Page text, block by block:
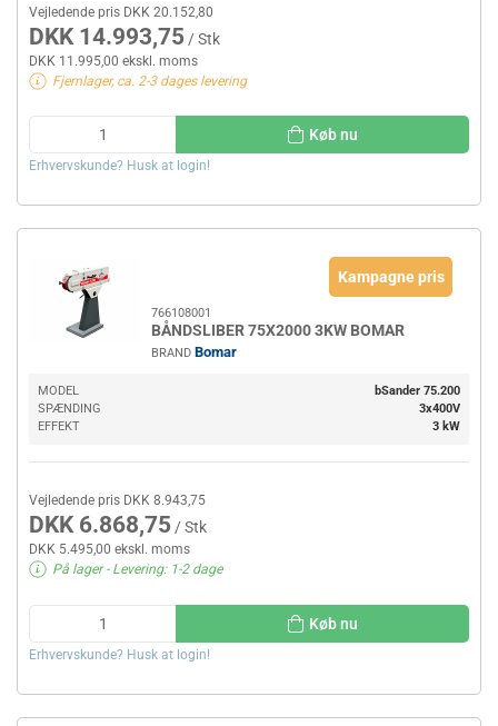
Vejledende pris DKK 20.152,80
DKK 14.993,75 / Stk
DKK 11.995,00 ekskl. moms
Fjernlager, ca. 2-3 dages levering
Køb nu
Erhvervskunde? Husk at login!
Kampagne pris
766108001
BÅNDSLIBER 75X2000 3KW BOMAR
BRAND Bomar
MODEL
bSander 75.200
SPÆNDING
3x400V
EFFEKT
3 kW
Vejledende pris DKK 8.943,75
DKK 6.868,75 / Stk
DKK 5.495,00 ekskl. moms
På lager- Levering: 1-2 dage
Køb nu
Erhvervskunde? Husk at login!